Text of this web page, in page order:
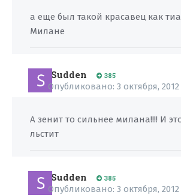
а еще был такой красавец как
Милане
Sudden 385
Опубликовано: 3 октября, 2012
А зенит то сильнее милана!!!! И
льстит
Sudden 385
Опубликовано: 3 октября, 2012